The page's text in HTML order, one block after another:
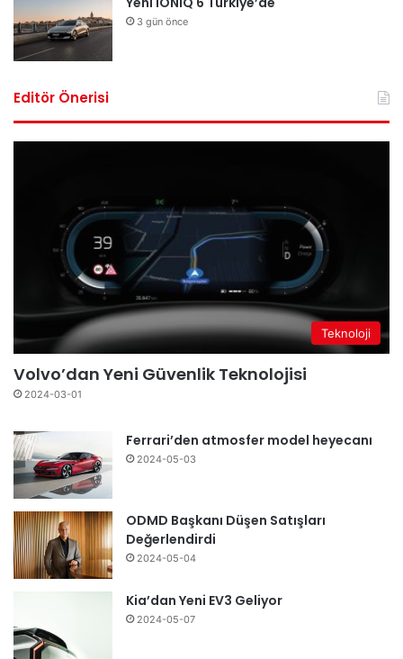
3 gün önce
Editör Önerisi
Teknoloji
Volvo’dan Yeni Güvenlik Teknolojisi
2024-03-01
Ferrari’den atmosfer model heyecanı
2024-05-03
ODMD Başkanı Düşen Satışları
Değerlendirdi
2024-05-04
Kia’dan Yeni EV3 Geliyor
2024-05-07